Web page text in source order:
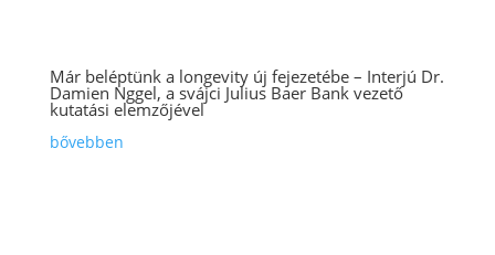
Már beléptünk a longevity új fejezetébe – Interjú Dr.
Damien Nggel, a svájci Julius Baer Bank vezető
kutatási elemzőjével
bővebben